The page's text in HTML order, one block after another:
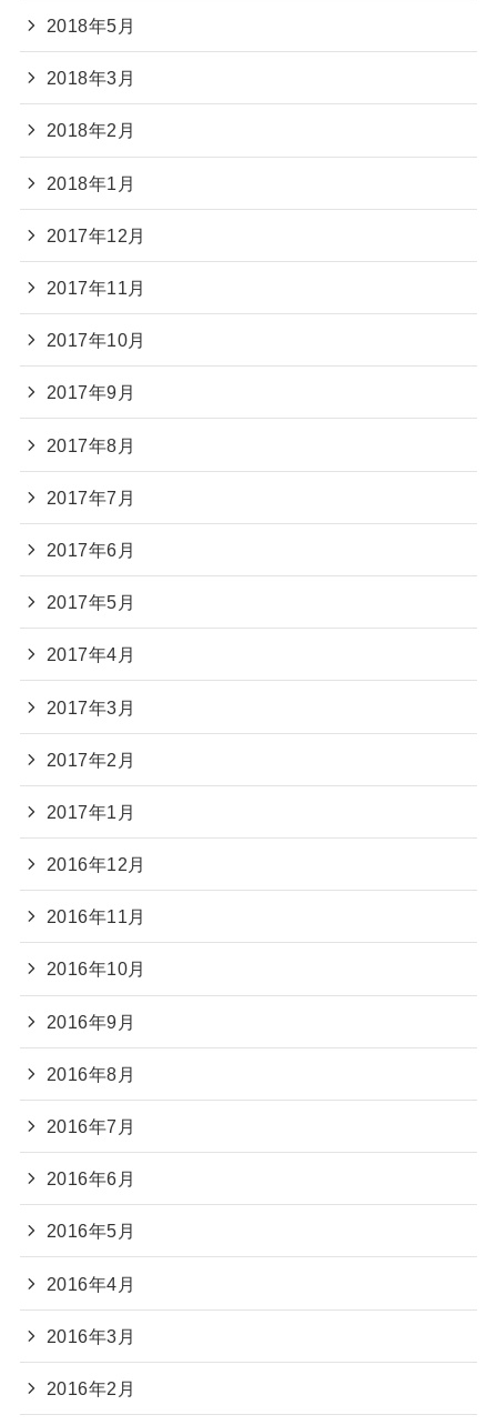
2018年5月
2018年3月
2018年2月
2018年1月
2017年12月
2017年11月
2017年10月
2017年9月
2017年8月
2017年7月
2017年6月
2017年5月
2017年4月
2017年3月
2017年2月
2017年1月
2016年12月
2016年11月
2016年10月
2016年9月
2016年8月
2016年7月
2016年6月
2016年5月
2016年4月
2016年3月
2016年2月